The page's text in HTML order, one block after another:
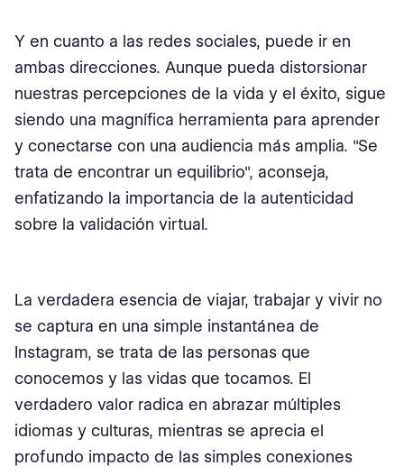
Y en cuanto a las redes sociales, puede ir en
ambas direcciones. Aunque pueda distorsionar
nuestras percepciones de la vida y el éxito, sigue
siendo una magnífica herramienta para aprender
y conectarse con una audiencia más amplia. "Se
trata de encontrar un equilibrio", aconseja,
enfatizando la importancia de la autenticidad
sobre la validación virtual.
La verdadera esencia de viajar, trabajar y vivir no
se captura en una simple instantánea de
Instagram, se trata de las personas que
conocemos y las vidas que tocamos. El
verdadero valor radica en abrazar múltiples
idiomas y culturas, mientras se aprecia el
profundo impacto de las simples conexiones